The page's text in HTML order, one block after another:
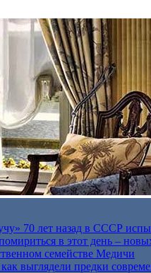
70 лет назад в СССР
в этот день –
семействе Медичи
выглядели предки